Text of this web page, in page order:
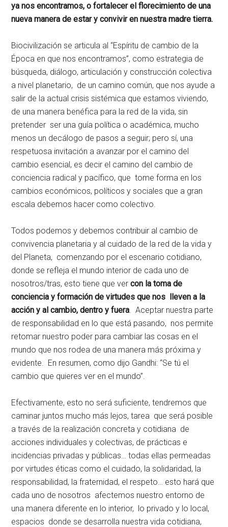
ya nos encontramos, o fortalecer el florecimiento de una
nueva manera de estar y convivir en nuestra madre tierra.
Biocivilización se articula al “Espíritu de cambio de la
Época en que nos encontramos”, como estrategia de
búsqueda, diálogo, articulación y construcción colectiva
a nivel planetario, de un camino común, que nos ayude a
salir de la actual crisis sistémica que estamos viviendo,
de una manera benéfica para la red de la vida, sin
pretender ser una guía política o académica, mucho
menos un decálogo de pasos a seguir; pero sí, una
respetuosa invitación a avanzar por el camino del
cambio esencial, es decir el camino del cambio de
conciencia radical y pacífico, que tome forma en los
cambios económicos, políticos y sociales que a gran
escala debemos hacer como colectivo.
Todos podemos y debemos contribuir al cambio de
convivencia planetaria y al cuidado de la red de la vida y
del Planeta, comenzando por el escenario cotidiano,
donde se refleja el mundo interior de cada uno de
nosotros/tras, esto tiene que vercon la toma de
conciencia y formación de virtudes que nos lleven a la
acción y al cambio, dentro y fuera. Aceptar nuestra parte
de responsabilidad en lo que está pasando, nos permite
retomar nuestro poder para cambiar las cosas en el
mundo que nos rodea de una manera más próxima y
evidente. En resumen, como dijo Gandhi: “Se tú el
cambio que quieres ver en el mundo”.
Efectivamente, esto no será suficiente, tendremos que
caminar juntos mucho más lejos, tarea que será posible
a través de la realización concreta y cotidiana de
acciones individuales y colectivas, de prácticas e
incidencias privadas y públicas… todas ellas permeadas
por virtudes éticas como el cuidado, la solidaridad, la
responsabilidad, la fraternidad, el respeto… esto hará que
cada uno de nosotros afectemos nuestro entorno de
una manera diferente en lo interior, lo privado y lo local,
espacios donde se desarrolla nuestra vida cotidiana,